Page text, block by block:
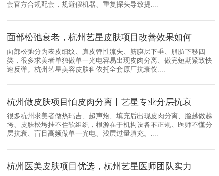
套官方合规配套，规避假机器、重复探头导致提....
面部松弛衰老，杭州艺星皮肤项目改善效果如何
面部松弛分为表皮细纹、真皮弹性流失、筋膜层下垂、脂肪下移四
类，很多求美者单独做单一光电容易出现皮肉分离、做完短期紧致快
速反弹。杭州艺星美容皮肤科依托全套原厂抗衰仪....
杭州做皮肤项目怕皮肉分离丨艺星专业分层抗衰
很多杭州求美者做热玛吉、超声炮、填充后出现皮肉分离、脸越做越
垮、皮肤松垮挂不住软组织，根源在于机构设备不正规、医师不懂分
层抗衰、盲目高频做单一光电、浅层过量填充。....
杭州医美皮肤项目优选，杭州艺星医师团队实力